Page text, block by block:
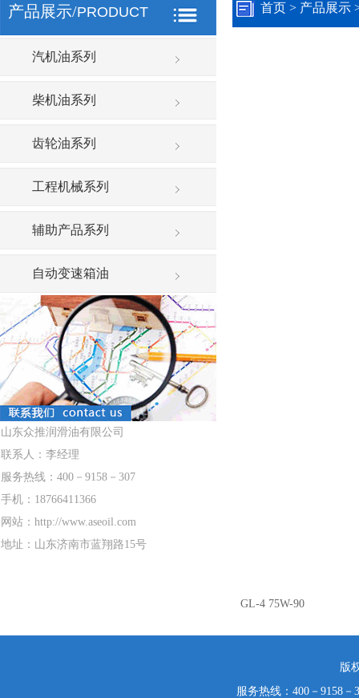
产品展示/PRODUCT
汽机油系列
柴机油系列
齿轮油系列
工程机械系列
辅助产品系列
自动变速箱油
山东众推润滑油有限公司
联系人：李经理
服务热线：400－9158－307
手机：18766411366
网站：http://www.aseoil.com
地址：山东济南市蓝翔路15号
首页 > 产品展示
GL-4 75W-90
版
服务热线：400－9158